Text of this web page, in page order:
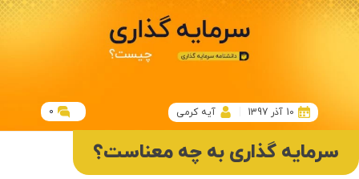
سرمایه گذاری به چه معناست؟
10 آذر 1397 آیه کرمی 0